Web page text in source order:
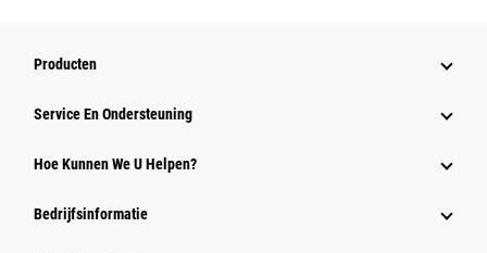
Producten
Service En Ondersteuning
Hoe Kunnen We U Helpen?
Bedrijfsinformatie